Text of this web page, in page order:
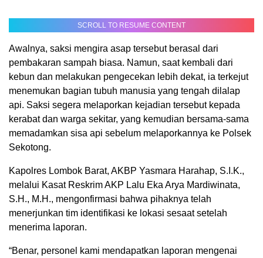
SCROLL TO RESUME CONTENT
Awalnya, saksi mengira asap tersebut berasal dari
pembakaran sampah biasa. Namun, saat kembali dari
kebun dan melakukan pengecekan lebih dekat, ia terkejut
menemukan bagian tubuh manusia yang tengah dilalap
api. Saksi segera melaporkan kejadian tersebut kepada
kerabat dan warga sekitar, yang kemudian bersama-sama
memadamkan sisa api sebelum melaporkannya ke Polsek
Sekotong.
Kapolres Lombok Barat, AKBP Yasmara Harahap, S.I.K.,
melalui Kasat Reskrim AKP Lalu Eka Arya Mardiwinata,
S.H., M.H., mengonfirmasi bahwa pihaknya telah
menerjunkan tim identifikasi ke lokasi sesaat setelah
menerima laporan.
“Benar, personel kami mendapatkan laporan mengenai